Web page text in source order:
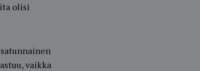
olisi
vaikka